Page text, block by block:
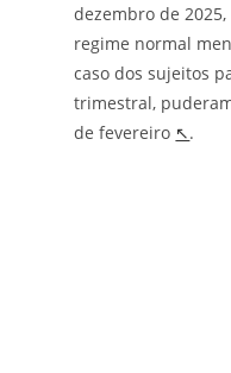
dezembro de
regime normal
caso dos sujeitos
trimestral,
de fevereiro ↖.